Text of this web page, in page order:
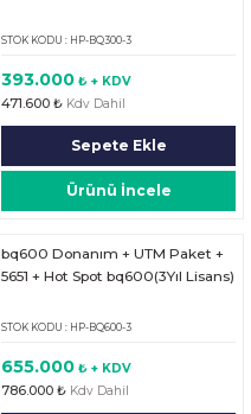
STOK KODU : HP-BQ300-3
393.000 ₺ + KDV
471.600 ₺ Kdv Dahil
Sepete Ekle
Ürünü İncele
bq600 Donanım + UTM Paket +
5651 + Hot Spot bq600(3Yıl Lisans)
STOK KODU : HP-BQ600-3
655.000 ₺ + KDV
786.000 ₺ Kdv Dahil